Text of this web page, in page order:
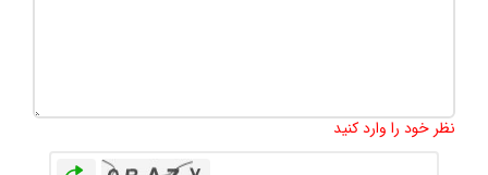
نظر خود را وارد کنید